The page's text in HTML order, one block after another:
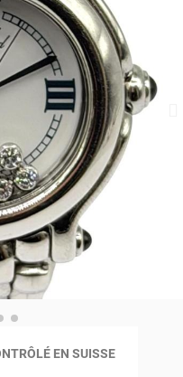
EN SUISSE